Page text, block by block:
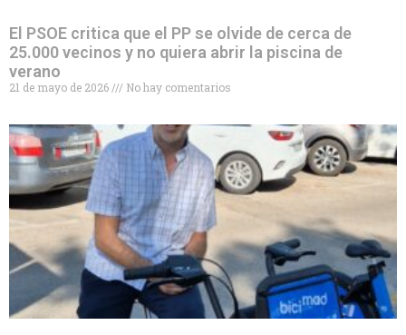
El PSOE critica que el PP se olvide de cerca de
25.000 vecinos y no quiera abrir la piscina de
verano
21 de mayo de 2026 No hay comentarios